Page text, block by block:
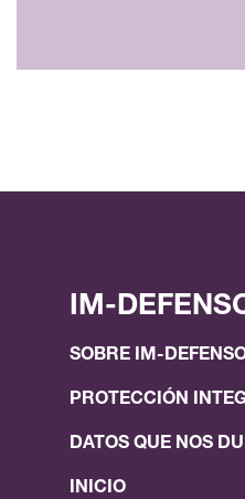
IM-
SOBRE IM-
PROTECCIÓN
DATOS QUE NOS
INICIO